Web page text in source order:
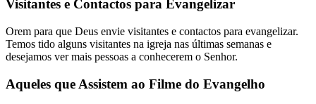
Visitantes e Contactos para Evangelizar
Orem para que Deus envie visitantes e contactos para evangelizar.
Temos tido alguns visitantes na igreja nas últimas semanas e
desejamos ver mais pessoas a conhecerem o Senhor.
Aqueles que Assistem ao Filme do Evangelho